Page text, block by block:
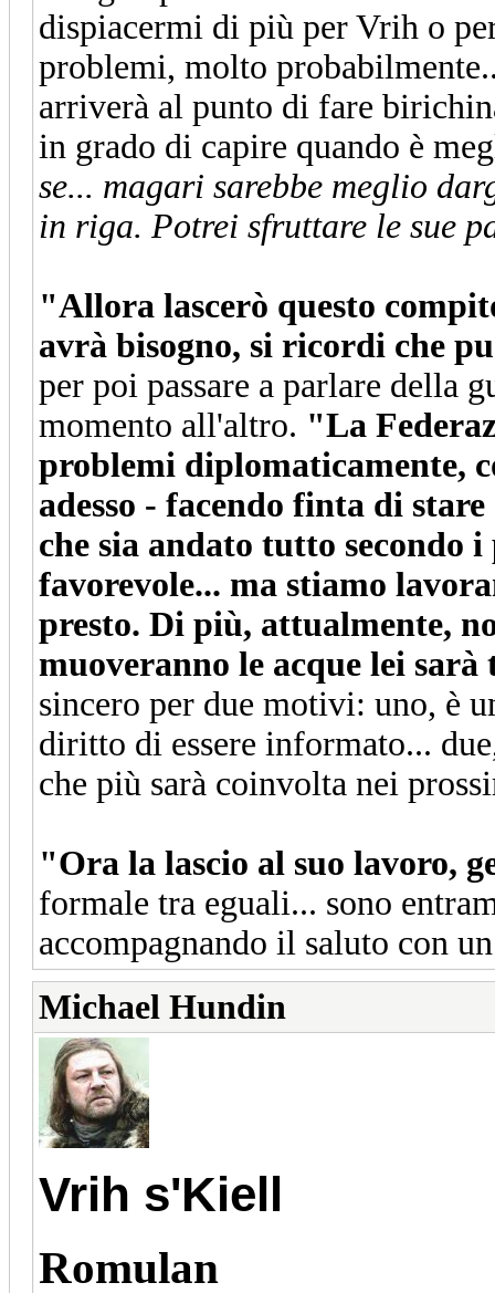
dispiacermi di più per Vrih o
problemi, molto
arriverà al punto di fare
in grado di capire quando è
se... magari sarebbe meglio
in riga. Potrei sfruttare le sue
"Allora lascerò questo
avrà bisogno, si ricordi che
per poi passare a parlare della
momento all'altro. "La
problemi diplomaticamente,
adesso - facendo finta di
che sia andato tutto secondo
favorevole... ma stiamo
presto. Di più, attualmente,
muoveranno le acque lei
sincero per due motivi: uno, è
diritto di essere informato...
che più sarà coinvolta nei
"Ora la lascio al suo lavoro,
formale tra eguali... sono
accompagnando il saluto con
Michael Hundin
Vrih s'Kiell
Romulan